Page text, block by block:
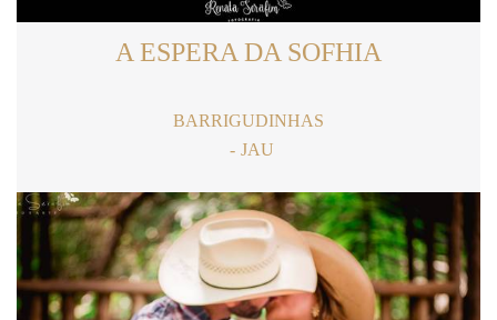
A ESPERA DA SOFHIA
BARRIGUDINHAS
JAU